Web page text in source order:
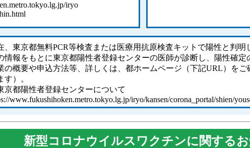
iryo
、東京都無料PCR等検査または医療用抗原検査キットで陽性と判明
情報をもとに東京都陽性者登録センターの医師が診断し、陽性確定
の概要や申込方法等、詳しくは、都ホームページ（下記URL）を
す）。
京都陽性者登録センターについて
www.fukushihoken.metro.tokyo.lg.jp/iryo/kansen/corona_portal/shien/
新型コロナウイルスワクチンに関する